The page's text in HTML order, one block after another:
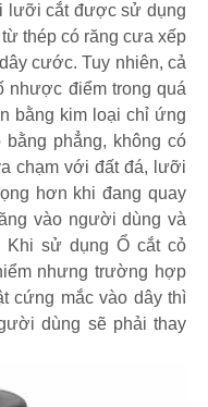
lưỡi cắt được sử dụng
thép có răng cưa xếp
cước. Tuy nhiên, cả
nhược điểm trong quá
bằng kim loại chỉ ứng
phẳng, không có
chạm với đất đá, lưỡi
hơn khi đang quay
vào người dùng và
Khi sử dụng Ổ cắt cỏ
nhưng trường hợp
cứng mắc vào dây thì
dùng sẽ phải thay